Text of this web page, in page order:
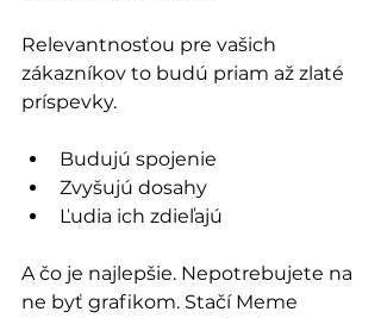
Relevantnosťou pre vašich
zákazníkov to budú priam až zlaté
príspevky.
Budujú spojenie
Zvyšujú dosahy
Ľudia ich zdieľajú
A čo je najlepšie. Nepotrebujete na
ne byť grafikom. Stačí Meme